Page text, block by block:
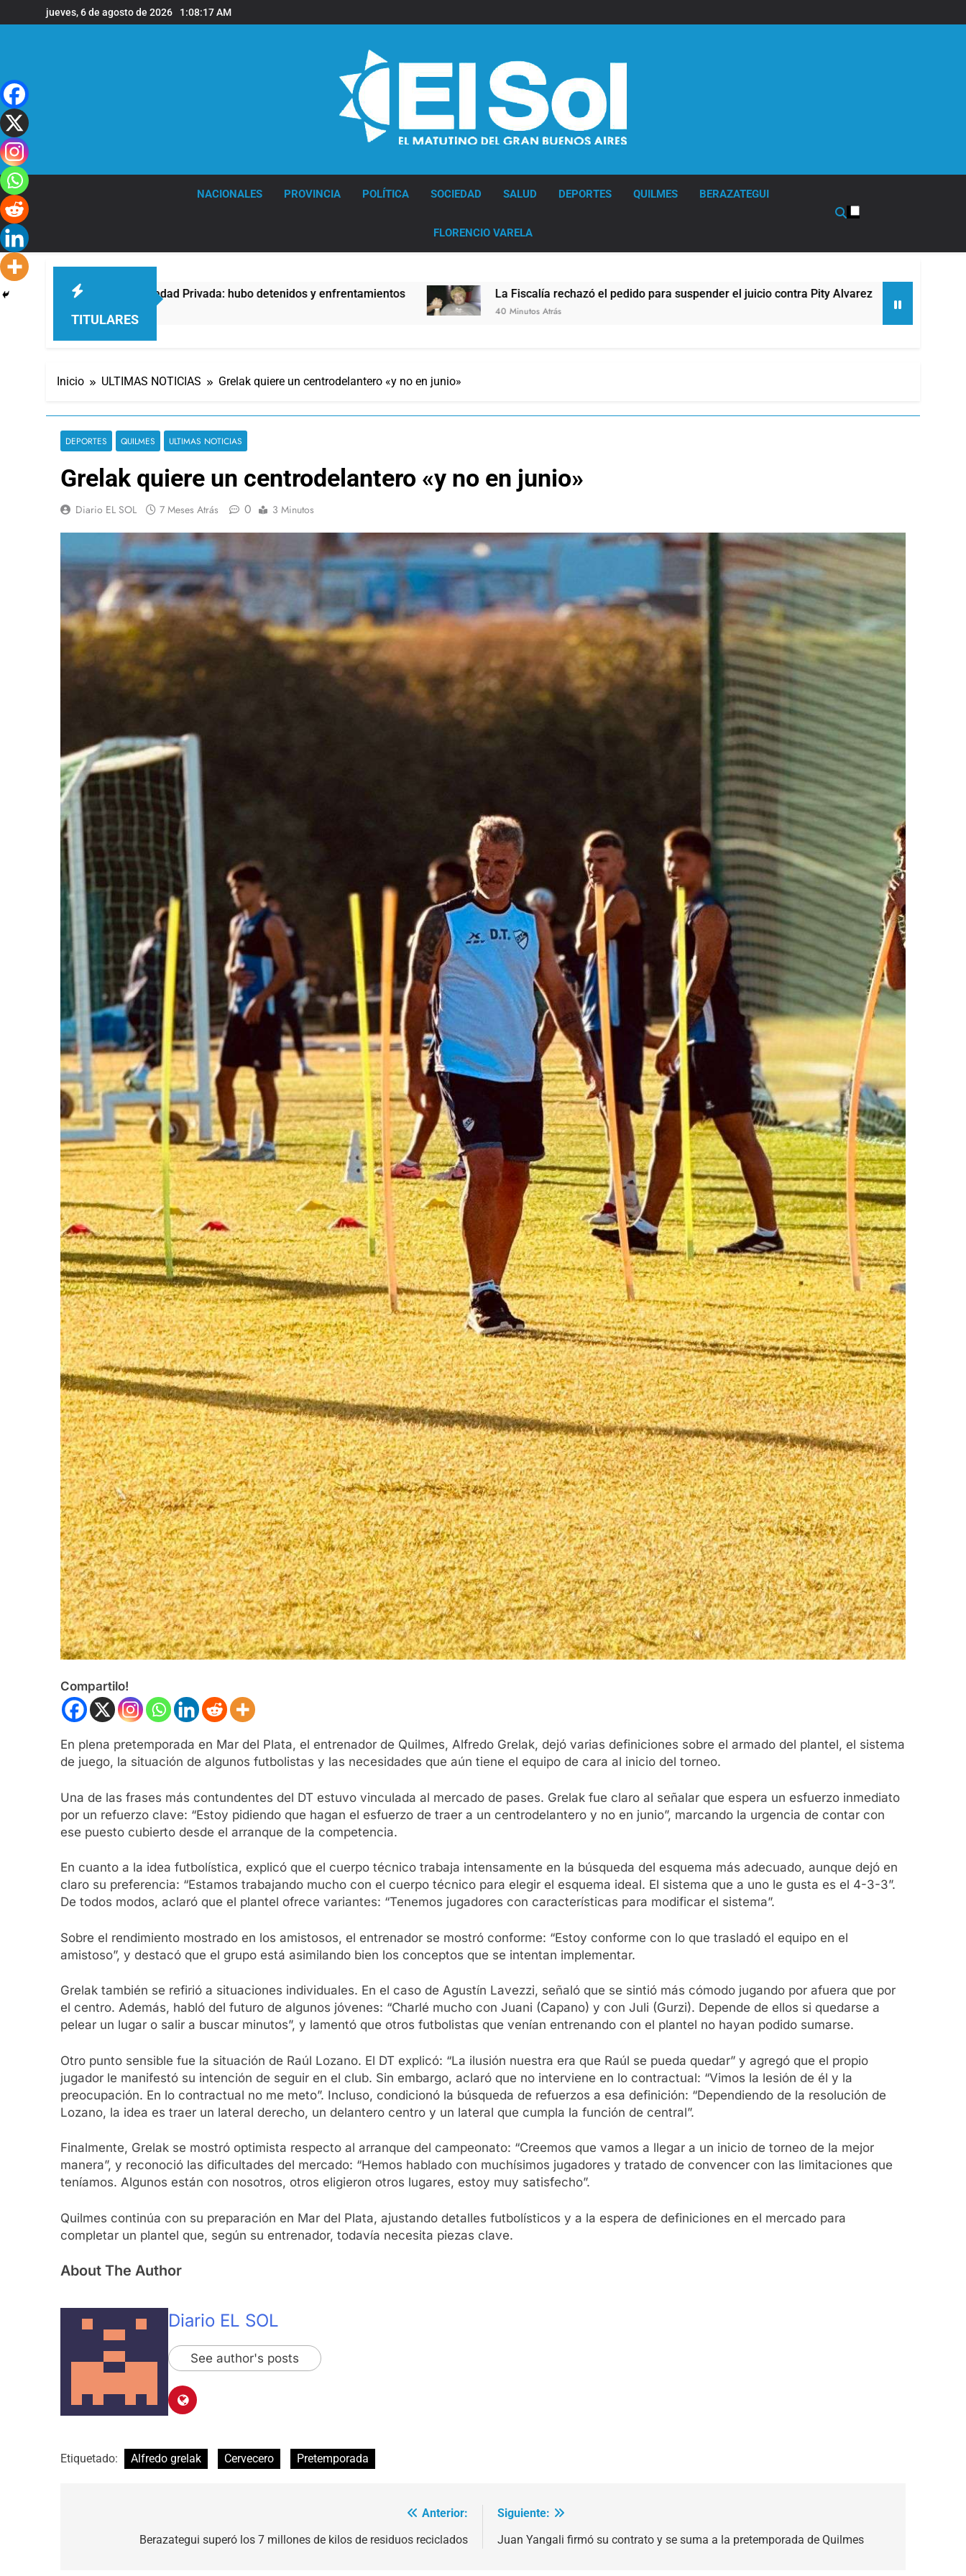
al
jueves, 6 de agosto de 2026 1:08:18 AM
NACIONALES PROVINCIA POLÍTICA SOCIEDAD SALUD DEPORTES QUILMES BERAZATEGUI
FLORENCIO VARELA
TITULARES
Privada: hubo detenidos y enfrentamientos La Fiscalía rechazó el pedido para suspender el juicio contra Pity Alvarez 67 barrios full LED en Florencio
Inicio ULTIMAS NOTICIAS Grelak quiere un centrodelantero «y no en junio»
DEPORTES QUILMES ULTIMAS NOTICIAS
Grelak quiere un centrodelantero «y no en junio»
Diario EL SOL 7 Meses Atrás 0 3 Minutos
Compartilo!
En plena pretemporada en Mar del Plata, el entrenador de Quilmes, Alfredo Grelak, dejó varias definiciones sobre el armado del plantel, el sistema
de juego, la situación de algunos futbolistas y las necesidades que aún tiene el equipo de cara al inicio del torneo.
Una de las frases más contundentes del DT estuvo vinculada al mercado de pases. Grelak fue claro al señalar que espera un esfuerzo inmediato
por un refuerzo clave: “Estoy pidiendo que hagan el esfuerzo de traer a un centrodelantero y no en junio”, marcando la urgencia de contar con
ese puesto cubierto desde el arranque de la competencia.
En cuanto a la idea futbolística, explicó que el cuerpo técnico trabaja intensamente en la búsqueda del esquema más adecuado, aunque dejó en
claro su preferencia: “Estamos trabajando mucho con el cuerpo técnico para elegir el esquema ideal. El sistema que a uno le gusta es el 4-3-3”.
De todos modos, aclaró que el plantel ofrece variantes: “Tenemos jugadores con características para modificar el sistema”.
Sobre el rendimiento mostrado en los amistosos, el entrenador se mostró conforme: “Estoy conforme con lo que trasladó el equipo en el
amistoso”, y destacó que el grupo está asimilando bien los conceptos que se intentan implementar.
Grelak también se refirió a situaciones individuales. En el caso de Agustín Lavezzi, señaló que se sintió más cómodo jugando por afuera que por
el centro. Además, habló del futuro de algunos jóvenes: “Charlé mucho con Juani (Capano) y con Juli (Gurzi). Depende de ellos si quedarse a
pelear un lugar o salir a buscar minutos”, y lamentó que otros futbolistas que venían entrenando con el plantel no hayan podido sumarse.
Otro punto sensible fue la situación de Raúl Lozano. El DT explicó: “La ilusión nuestra era que Raúl se pueda quedar” y agregó que el propio
jugador le manifestó su intención de seguir en el club. Sin embargo, aclaró que no interviene en lo contractual: “Vimos la lesión de él y la
preocupación. En lo contractual no me meto”. Incluso, condicionó la búsqueda de refuerzos a esa definición: “Dependiendo de la resolución de
Lozano, la idea es traer un lateral derecho, un delantero centro y un lateral que cumpla la función de central”.
Finalmente, Grelak se mostró optimista respecto al arranque del campeonato: “Creemos que vamos a llegar a un inicio de torneo de la mejor
manera”, y reconoció las dificultades del mercado: “Hemos hablado con muchísimos jugadores y tratado de convencer con las limitaciones que
teníamos. Algunos están con nosotros, otros eligieron otros lugares, estoy muy satisfecho”.
Quilmes continúa con su preparación en Mar del Plata, ajustando detalles futbolísticos y a la espera de definiciones en el mercado para
completar un plantel que, según su entrenador, todavía necesita piezas clave.
About The Author
Diario EL SOL
See author's posts
Etiquetado: Alfredo grelak Cervecero Pretemporada
Anterior:
Berazategui superó los 7 millones de kilos de residuos reciclados
Siguiente:
Juan Yangali firmó su contrato y se suma a la pretemporada de Quilmes